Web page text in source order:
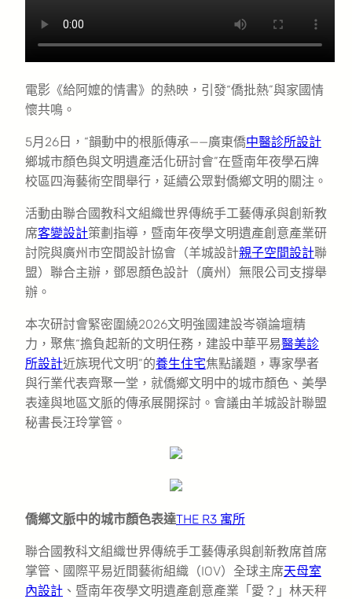
電影《給阿嬤的情書》的熱映，引發“僑批熱”與家國情
懷共鳴。
5月26日，“韻動中的根脈傳承——廣東僑中醫診所設計
鄉城市顏色與文明遺產活化研討會”在暨南年夜學石牌
校區四海藝術空間舉行，延續公眾對僑鄉文明的關注。
活動由聯合國教科文組織世界傳統手工藝傳承與創新教
席客變設計策劃指導，暨南年夜學文明遺產創意產業研
討院與廣州市空間設計協會（羊城設計親子空間設計聯
盟）聯合主辦，鄧恩顏色設計（廣州）無限公司支撐舉
辦。
本次研討會緊密圍繞2026文明強國建設岑嶺論壇精
力，聚焦“擔負起新的文明任務，建設中華平易醫美診
所設計近族現代文明”的養生住宅焦點議題，專家學者
與行業代表齊聚一堂，就僑鄉文明中的城市顏色、美學
表達與地區文脈的傳承展開探討。會議由羊城設計聯盟
秘書長汪玲掌管。
僑鄉文脈中的城市顏色表達THE R3 寓所
聯合國教科文組織世界傳統手工藝傳承與創新教席首席
掌管、國際平易近間藝術組織（IOV）全球主席天母室
內設計 、暨南年夜學文明遺產創意產業「愛？」林天秤